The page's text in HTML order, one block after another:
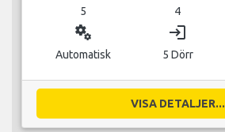
5 4
miscellaneous_services
Automatisk
login
5 Dörr
VISA DETALJER...